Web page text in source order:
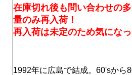
在庫切れ後も問い合わせの
量のみ再入荷！
再入荷は未定のため気になっ
1992年に広島で結成。60'sから